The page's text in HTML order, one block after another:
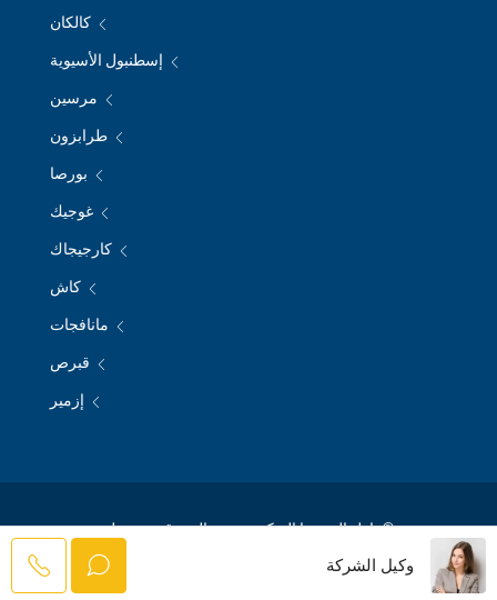
كالكان
إسطنبول الأسيوية
مرسين
طرابزون
بورصا
غوجيك
كارجيجاك
كاش
مانافجات
قبرص
إزمير
© نازل الريفيرا التركية - جميع الحقوق محفوظة
وكيل الشركة
PHP Code Snippets